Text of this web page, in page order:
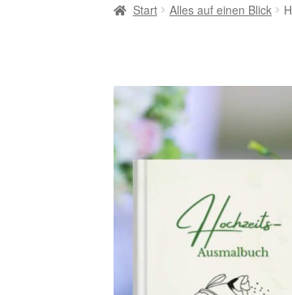
Vertrag widerrufen
Start Alles auf einen Blick